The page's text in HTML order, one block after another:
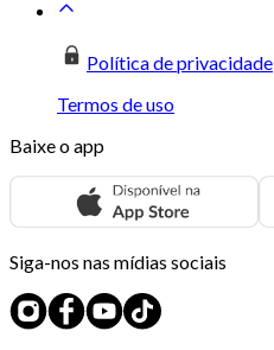
Política de privacidade
Termos de uso
Baixe o app
Siga-nos nas mídias sociais